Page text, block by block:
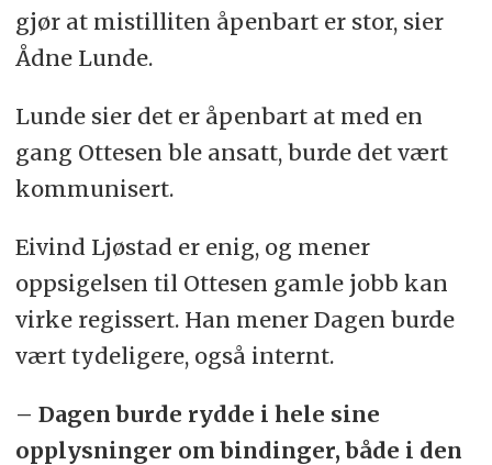
gjør at mistilliten åpenbart er stor, sier
Ådne Lunde.
Lunde sier det er åpenbart at med en
gang Ottesen ble ansatt, burde det vært
kommunisert.
Eivind Ljøstad er enig, og mener
oppsigelsen til Ottesen gamle jobb kan
virke regissert. Han mener Dagen burde
vært tydeligere, også internt.
– Dagen burde rydde i hele sine
opplysninger om bindinger, både i den